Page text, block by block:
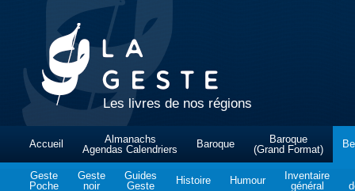
Les livres de nos régions
Accueil
Almanachs
Agendas Calendriers
Baroque
Baroque
(Grand Format)
Geste
Poche
Geste
noir
Guides
Geste
Histoire Humour
Inventaire
général